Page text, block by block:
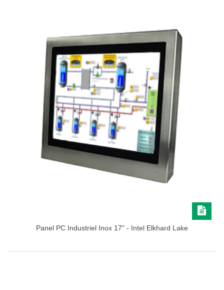
Panel PC Industriel Inox 17" - Intel Elkhard Lake